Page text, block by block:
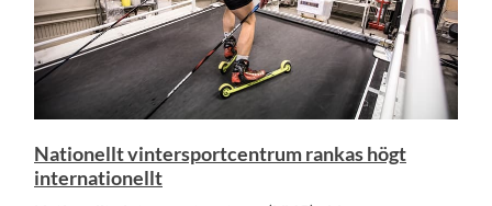
Nationellt vintersportcentrum rankas högt
internationellt